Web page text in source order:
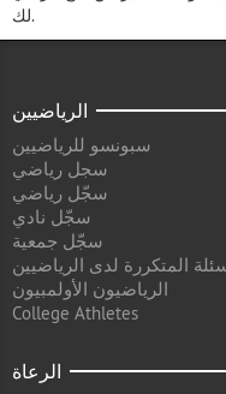
لك.
الرياضيين
سبونسو للرياضيين
سجل رياضي
سجّل رياضي
سجّل نادي
سجّل جمعية
المتكررة لدى الرياضيين
الرياضيون الأولمبيون
College Athletes
الرعاة